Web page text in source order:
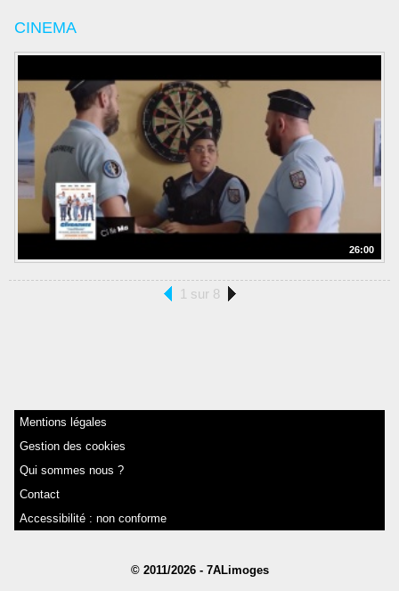
CINEMA
26:00
1 sur 8
Mentions légales
Gestion des cookies
Qui sommes nous ?
Contact
Accessibilité : non conforme
© 2011/2026 - 7ALimoges